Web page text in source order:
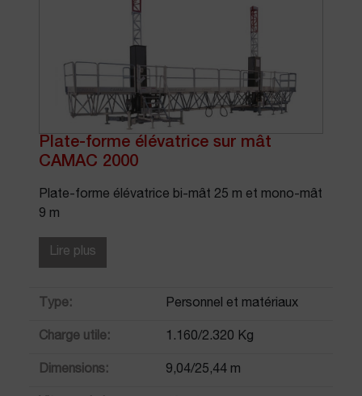
Plate-forme élévatrice sur mât
CAMAC 2000
Plate-forme élévatrice bi-mât 25 m et mono-mât
9 m
Lire plus
Type: Personnel et matériaux
Charge utile: 1.160/2.320 Kg
Dimensions: 9,04/25,44 m